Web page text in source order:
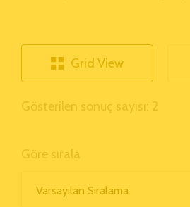
Grid View
Gösterilen sonuç sayısı: 2
Göre sırala